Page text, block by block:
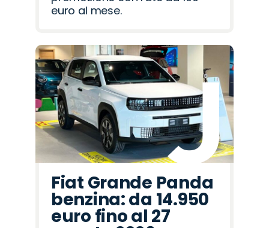
euro al mese.
Fiat Grande Panda
benzina: da 14.950
euro fino al 27